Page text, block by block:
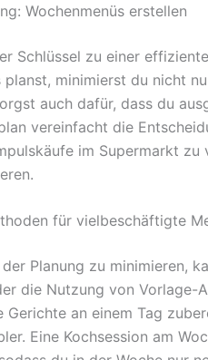
Wochenmenüs erstellen
Schlüssel zu einer
planst, minimierst du nicht
auch dafür, dass du
vereinfacht die
im Supermarkt
für vielbeschäftigte
Planung zu minimieren,
die Nutzung von Vorlage-
Gerichte an einem Tag
Eine Kochsession am